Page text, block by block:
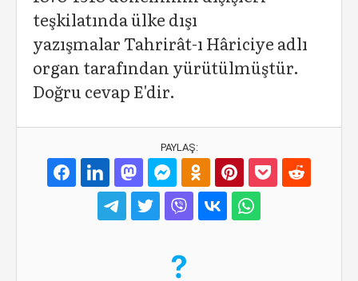
teşkilatında ülke dışı
yazışmalar Tahrirât-ı Hâriciye adlı
organ tarafından yürütülmüştür.
Doğru cevap E'dir.
PAYLAŞ: